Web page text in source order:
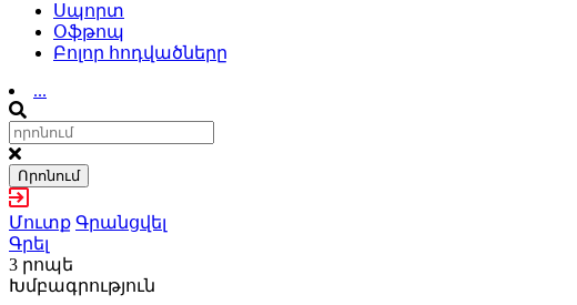
Սպորտ
Օֆթոպ
Բոլոր հոդվածները
...
Որոնում
Մուտք Գրանցվել
Գրել
3 րոպե
Խմբագրություն